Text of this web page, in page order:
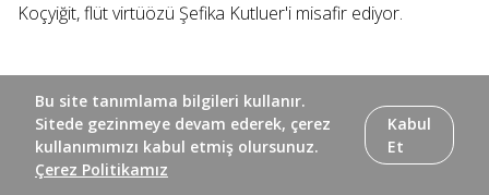
Koçyiğit, flüt virtüözü Şefika Kutluer'i misafir ediyor.
Bu site tanımlama bilgileri kullanır.
Sitede gezinmeye devam ederek, çerez
kullanımımızı kabul etmiş olursunuz.
Çerez Politikamız
Kabul
Et